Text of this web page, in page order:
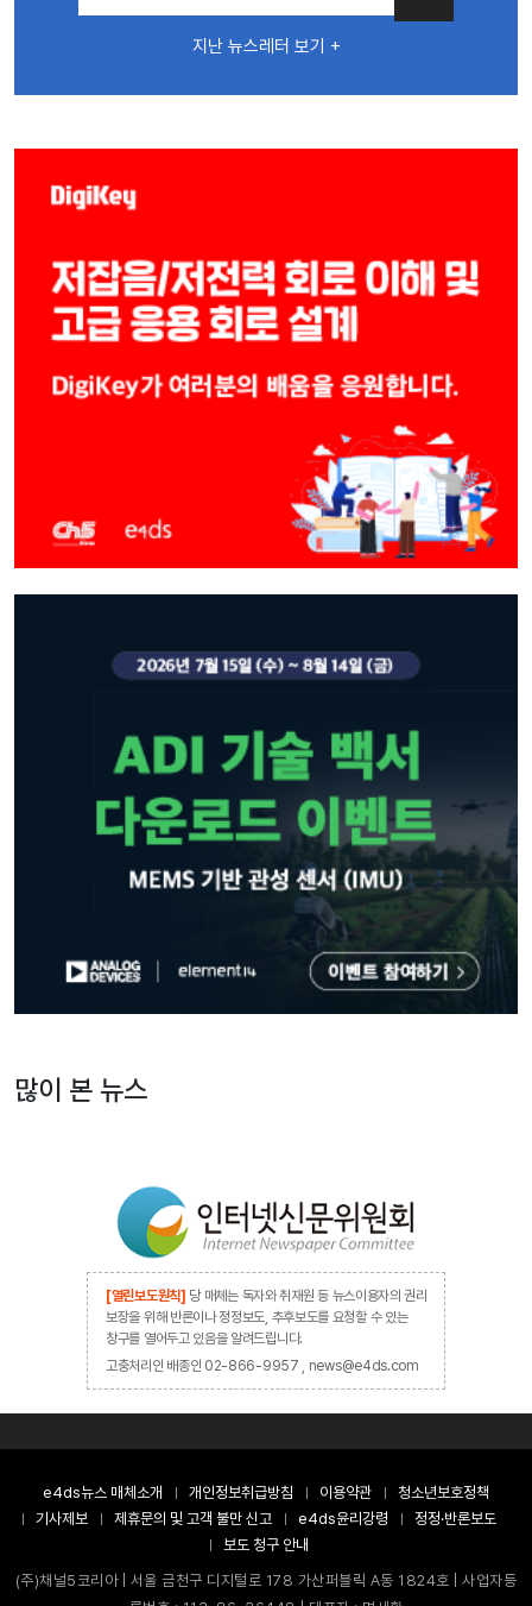
지난 뉴스레터 보기 +
많이 본 뉴스
[열린보도원칙] 당 매체는 독자와 취재원 등 뉴스이용자의 권리
보장을 위해 반론이나 정정보도, 추후보도를 요청할 수 있는
창구를 열어두고 있음을 알려드립니다.
고충처리인 배종인 02-866-9957 , news@e4ds.com
e4ds뉴스 매체소개 개인정보취급방침 이용약관
청소년보호정책
기사제보
제휴문의 및 고객 불만 신고 e4ds윤리강령
정정·반론보도
보도 청구 안내
(주)채널5코리아 | 서울 금천구 디지털로 178 가산퍼블릭 A동 1824호 | 사업자등